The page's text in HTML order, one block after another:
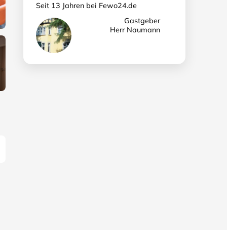
Seit 13 Jahren bei Fewo24.de
Gastgeber
Herr Naumann